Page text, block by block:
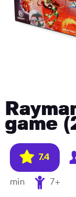
game
7.4
min 7+